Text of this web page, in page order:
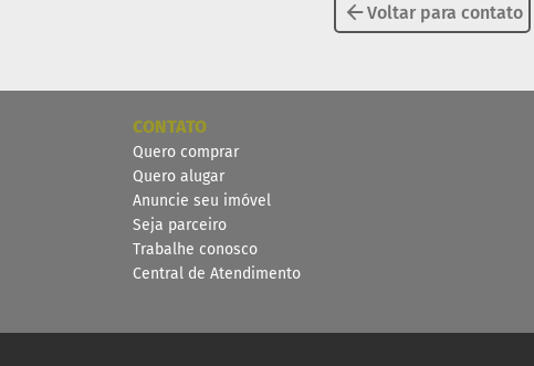
Voltar para contato
CONTATO
Quero comprar
Quero alugar
Anuncie seu imóvel
Seja parceiro
Trabalhe conosco
Central de Atendimento